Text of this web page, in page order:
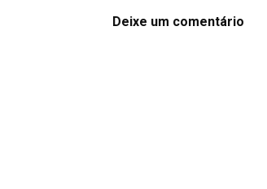
Deixe um comentário